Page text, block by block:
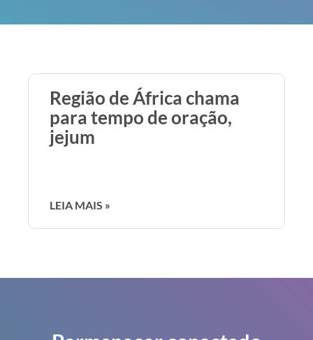
Região de África chama
para tempo de oração,
jejum
LEIA MAIS »